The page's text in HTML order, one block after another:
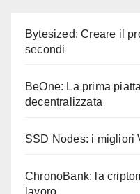
Bytesized: Creare il
secondi
BeOne: La prima
decentralizzata
SSD Nodes: i migliori
ChronoBank: la
lavoro